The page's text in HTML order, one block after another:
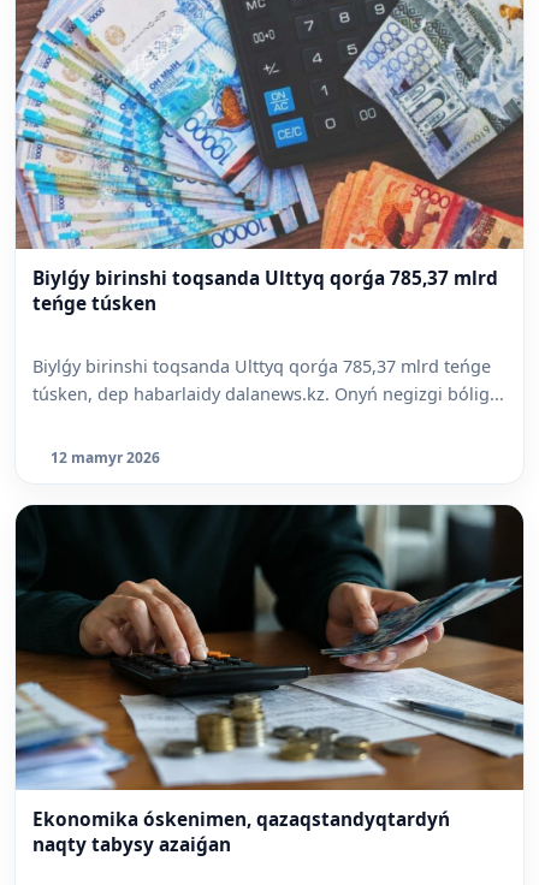
Biylǵy birinshi toqsanda Ulttyq qorǵa 785,37 mlrd
teńge túsken
Biylǵy birinshi toqsanda Ulttyq qorǵa 785,37 mlrd teńge
túsken, dep habarlaidy dalanews.kz. Onyń negizgi bólig...
12 mamyr 2026
Ekonomika óskenimen, qazaqstandyqtardyń
naqty tabysy azaiǵan